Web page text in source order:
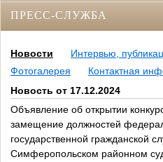
ПРЕСС-СЛУЖБА
Новости
Интервью,
Фотогалерея
Контактная
Новость от 17.12.2024
Объявление об открытии
замещение должностей
государственной гражданской
Симферопольском районном